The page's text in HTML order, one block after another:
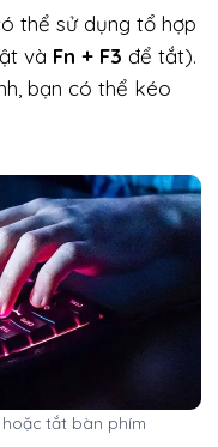
thể sử dụng tổ hợp
và Fn + F3 để tắt).
bạn có thể kéo
tắt bàn phím